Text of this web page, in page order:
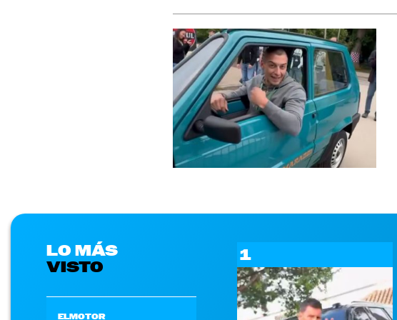
LO MÁS
VISTO
ELMOTOR
1